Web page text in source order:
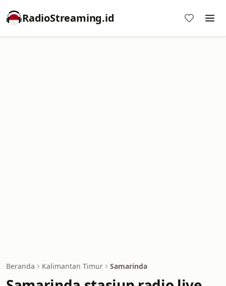
RadioStreaming.id
Beranda Kalimantan Timur Samarinda